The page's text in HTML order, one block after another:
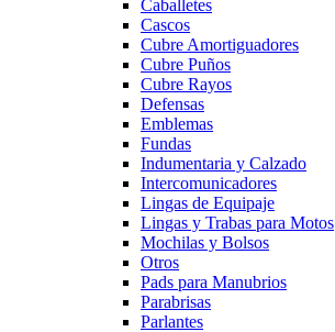
Caballetes
Cascos
Cubre Amortiguadores
Cubre Puños
Cubre Rayos
Defensas
Emblemas
Fundas
Indumentaria y Calzado
Intercomunicadores
Lingas de Equipaje
Lingas y Trabas para Motos
Mochilas y Bolsos
Otros
Pads para Manubrios
Parabrisas
Parlantes